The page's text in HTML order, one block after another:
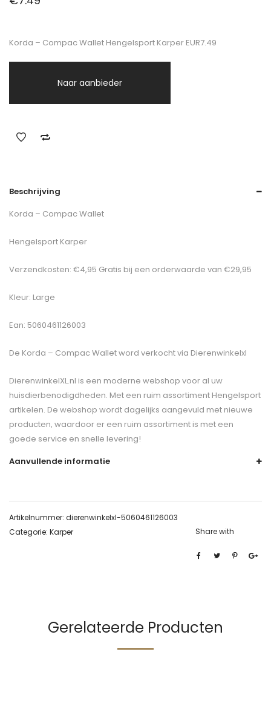
Korda – Compac Wallet Hengelsport Karper EUR7.49
Naar aanbieder
Beschrijving
Korda – Compac Wallet
Hengelsport Karper
Verzendkosten: €4,95 Gratis bij een orderwaarde van €29,95
Kleur: Large
Ean: 5060461126003
De Korda – Compac Walletword verkocht via Dierenwinkelxl
DierenwinkelXL.nl is een moderne webshop voor al uw
huisdierbenodigdheden. Met een ruim assortiment Hengelsport
artikelen. De webshop wordt dagelijks aangevuld met nieuwe
producten, waardoor er een ruim assortiment is met een
goede service en snelle levering!
Aanvullende informatie
Artikelnummer: dierenwinkelxl-5060461126003
Categorie: Karper Share with
Gerelateerde Producten